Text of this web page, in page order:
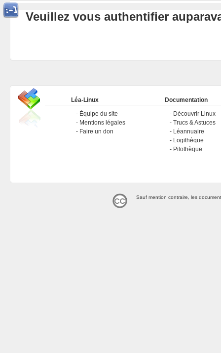
Veuillez vous authentifier
Léa-Linux
Équipe du site
Mentions légales
Faire un don
Documentation
Découvrir Linux
Trucs & Astuces
Léannuaire
Logithèque
Pilothèque
Sauf mention contraire, les